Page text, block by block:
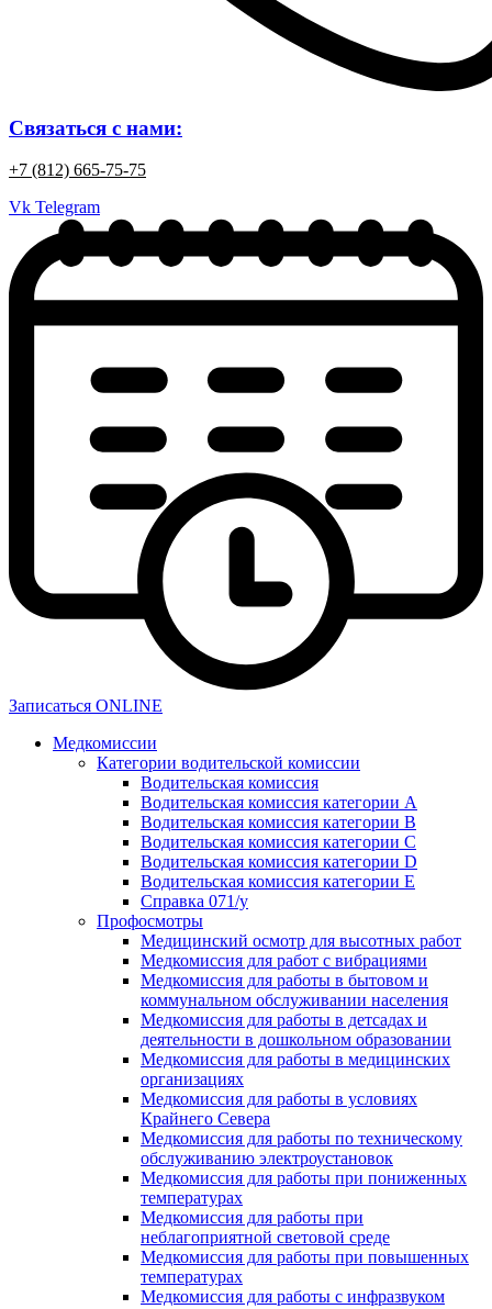
Связаться с нами:
+7 (812) 665-75-75
Vk Telegram
Записаться ONLINE
Медкомиссии
Категории водительской комиссии
Водительская комиссия
Водительская комиссия категории А
Водительская комиссия категории B
Водительская комиссия категории C
Водительская комиссия категории D
Водительская комиссия категории E
Справка 071/у
Профосмотры
Медицинский осмотр для высотных работ
Медкомиссия для работ с вибрациями
Медкомиссия для работы в бытовом и
коммунальном обслуживании населения
Медкомиссия для работы в детсадах и
деятельности в дошкольном образовании
Медкомиссия для работы в медицинских
организациях
Медкомиссия для работы в условиях
Крайнего Севера
Медкомиссия для работы по техническому
обслуживанию электроустановок
Медкомиссия для работы при пониженных
температурах
Медкомиссия для работы при
неблагоприятной световой среде
Медкомиссия для работы при повышенных
температурах
Медкомиссия для работы с инфразвуком